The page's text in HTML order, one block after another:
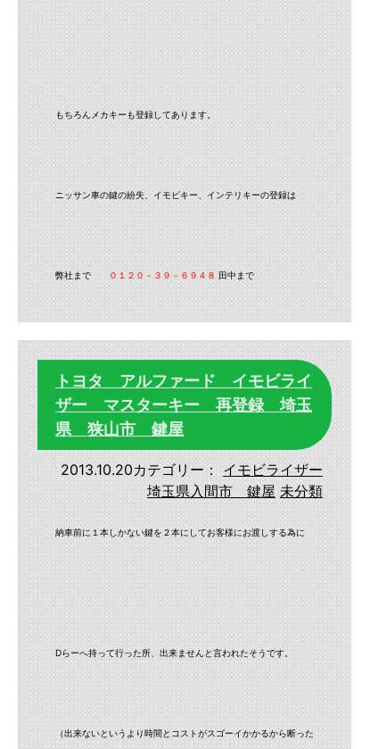
もちろんメカキーも登録してあります。
ニッサン車の鍵の紛失、イモビキー、インテリキーの登録は
弊社まで ０１２０－３９－６９４８ 田中まで
トヨタ アルファード イモビライ
ザー マスターキー 再登録 埼玉
県 狭山市 鍵屋
2013.10.20カテゴリー：
イモビライザー
埼玉県入間市 鍵屋 未分類
納車前に１本しかない鍵を２本にしてお客様にお渡しする為に
Dらーへ持って行った所、出来ませんと言われたそうです。
（出来ないというより時間とコストがスゴーイかかるから断った